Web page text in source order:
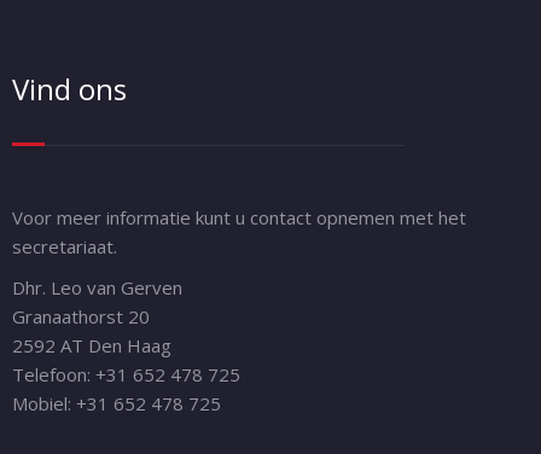
Vind ons
Voor meer informatie kunt u contact opnemen met het
secretariaat.
Dhr. Leo van Gerven
Granaathorst 20
2592 AT Den Haag
Telefoon: +31 652 478 725
Mobiel: +31 652 478 725